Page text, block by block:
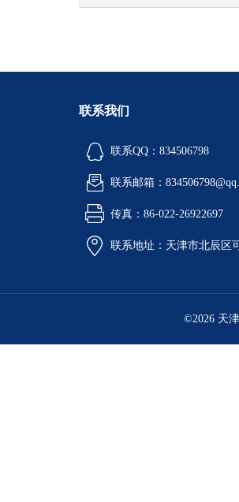
联系我们
联系QQ：834506798
联系邮箱：
传真：86-022-26922697
联系地址：天津市北辰区
©2026 天